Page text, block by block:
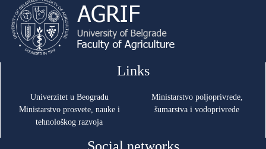
Links
Univerzitet u Beogradu
Ministarstvo prosvete, nauke i
tehnološkog razvoja
Ministarstvo poljoprivrede,
šumarstva i vodoprivrede